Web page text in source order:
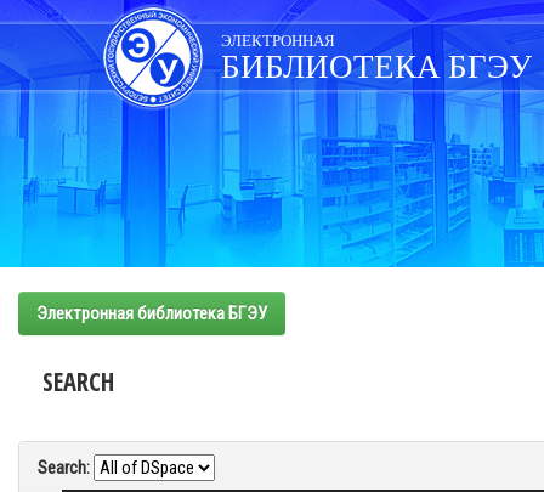
Skip
navigation
ЭЛЕКТРОННАЯ
БИБЛИОТЕКА БГЭУ
Электронная библиотека БГЭУ
SEARCH
Search: